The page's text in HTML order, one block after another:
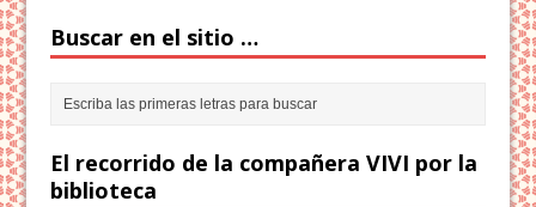
Buscar en el sitio …
El recorrido de la compañera VIVI por la
biblioteca